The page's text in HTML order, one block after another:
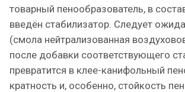
товарный пенообразователь, в
введён стабилизатор. Следует
(смола нейтрализованная
после добавки соответствующего
превратится в клее-канифольный
кратность и, особенно, стойкость